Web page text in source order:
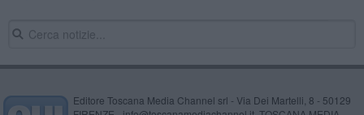
Editore Toscana Media Channel srl - Via Dei Martelli, 8 - 50129